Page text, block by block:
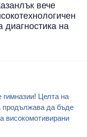
вече
диагностика на
гимназии! Целта на
продължава да бъде
високомотивирани